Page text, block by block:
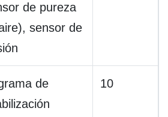
de pureza
sensor de
de
10